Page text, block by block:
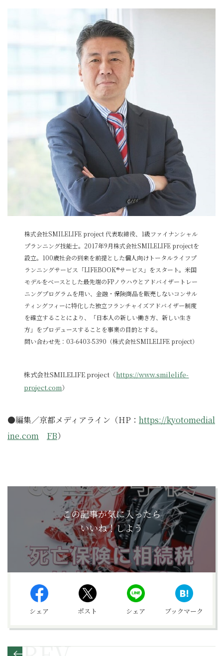
株式会社SMILELIFE project 代表取締役、1級ファイナンシャル
プランニング技能士。2017年9月株式会社SMILELIFE projectを
設立。100歳社会の到来を前提とした個人向けトータルライフプ
ランニングサービス「LIFEBOOK®サービス」をスタート。米国
モデルをベースとした最先端のFPノウハウとアドバイザートレー
ニングプログラムを用い、金融・保険商品を販売しないコンサル
ティングフィーに特化した独立フランチャイズアドバイザー制度
を確立することにより、「日本人の新しい働き方、新しい生き
方」をプロデュースすることを事業の目的とする。
問い合わせ先：03-6403-5390（株式会社SMILELIFE project）
株式会社SMILELIFE project（https://www.smilelife-
project.com）
●編集／京都メディアライン（HP： https://kyotomedial
ine.com
FB）
この記事が気に入ったら
いいね！しよう
シェア ポスト シェア ブックマーク